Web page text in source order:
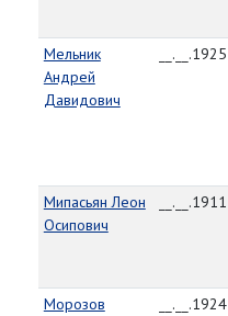
Мельник
Андрей
Давидович
__.__.1925
Мипасьян Леон
Осипович
__.__.1911
Морозов
__.__.1924